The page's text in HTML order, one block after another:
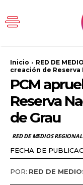
Inicio RED DE
creación de Reserva
PCM
Reserva
de Grau
RED DE MEDIOS
FECHA DE
POR: RED DE